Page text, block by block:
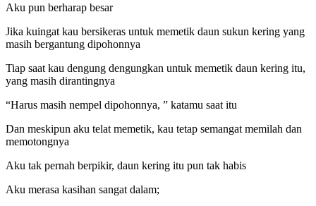
Aku pun berharap besar
Jika kuingat kau bersikeras untuk memetik daun sukun kering yang
masih bergantung dipohonnya
Tiap saat kau dengung dengungkan untuk memetik daun kering itu,
yang masih dirantingnya
“Harus masih nempel dipohonnya, ” katamu saat itu
Dan meskipun aku telat memetik, kau tetap semangat memilah dan
memotongnya
Aku tak pernah berpikir, daun kering itu pun tak habis
Aku merasa kasihan sangat dalam;